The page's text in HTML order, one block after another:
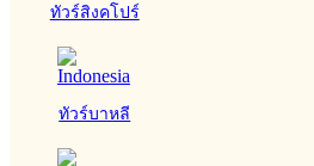
ทัวร์สิงคโปร์
ทัวร์บาหลี